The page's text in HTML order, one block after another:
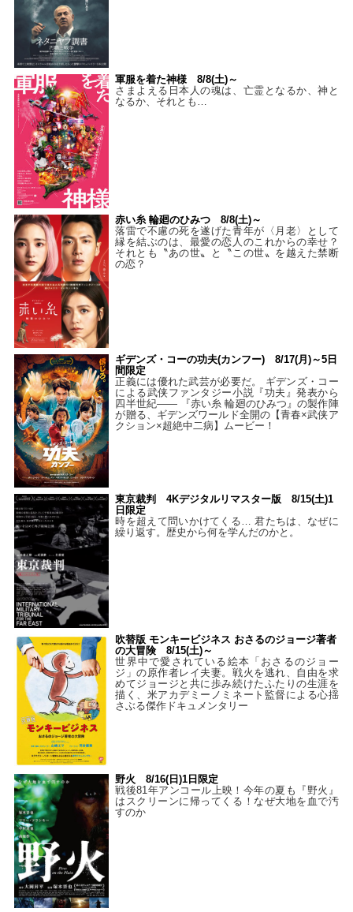
軍服を着た神様 8/8(土)～
さまよえる日本人の魂は、亡霊となるか、神と
なるか、それとも…
赤い糸 輪廻のひみつ 8/8(土)～
落雷で不慮の死を遂げた青年が〈月老〉として
縁を結ぶのは、最愛の恋人のこれからの幸せ？
それとも〝あの世〟と〝この世〟を越えた禁断
の恋？
ギデンズ・コーの功夫(カンフー) 8/17(月)～5日
間限定
正義には優れた武芸が必要だ。 ギデンズ・コー
による武侠ファンタジー小説『功夫』発表から
四半世紀―― 『赤い糸 輪廻のひみつ』の製作陣
が贈る、ギデンズワールド全開の【青春×武侠ア
クション×超絶中二病】ムービー！
東京裁判 4Kデジタルリマスター版 8/15(土)1
日限定
時を超えて問いかけてくる… 君たちは、なぜに
繰り返す。歴史から何を学んだのかと。
吹替版 モンキービジネス おさるのジョージ著者
の大冒険 8/15(土)～
世界中で愛されている絵本「おさるのジョー
ジ」の原作者レイ夫妻。戦火を逃れ、自由を求
めてジョージと共に歩み続けたふたりの生涯を
描く、米アカデミーノミネート監督による心揺
さぶる傑作ドキュメンタリー
野火 8/16(日)1日限定
戦後81年アンコール上映！今年の夏も『野火』
はスクリーンに帰ってくる！なぜ大地を血で汚
すのか